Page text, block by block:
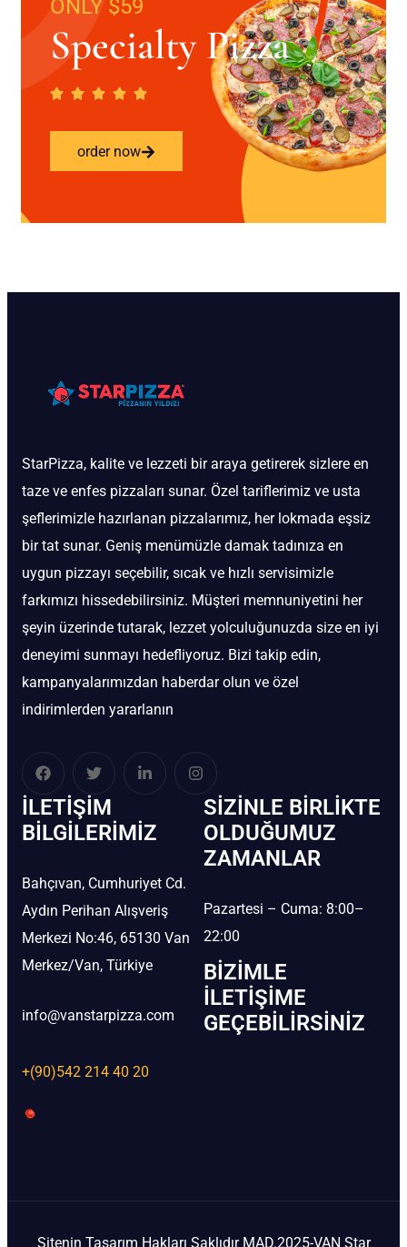
ONLY $59
Specialty Pizza
order now
StarPizza, kalite ve lezzeti bir araya getirerek sizlere en
taze ve enfes pizzaları sunar. Özel tariflerimiz ve usta
şeflerimizle hazırlanan pizzalarımız, her lokmada eşsiz
bir tat sunar. Geniş menümüzle damak tadınıza en
uygun pizzayı seçebilir, sıcak ve hızlı servisimizle
farkımızı hissedebilirsiniz. Müşteri memnuniyetini her
şeyin üzerinde tutarak, lezzet yolculuğunuzda size en iyi
deneyimi sunmayı hedefliyoruz. Bizi takip edin,
kampanyalarımızdan haberdar olun ve özel
indirimlerden yararlanın
İLETIŞIM
BİLGILERIMIZ
Bahçıvan, Cumhuriyet Cd.
Aydın Perihan Alışveriş
Merkezi No:46, 65130 Van
Merkez/Van, Türkiye
info@vanstarpizza.com
+(90)542 214 40 20
SIZINLE BIRLIKTE
OLDUĞUMUZ
ZAMANLAR
Pazartesi – Cuma: 8:00–
22:00
BIZIMLE
İLETIŞIME
GEÇEBILIRSINIZ
Sitenin Tasarım Hakları Saklıdır MAD.2025-VAN Star